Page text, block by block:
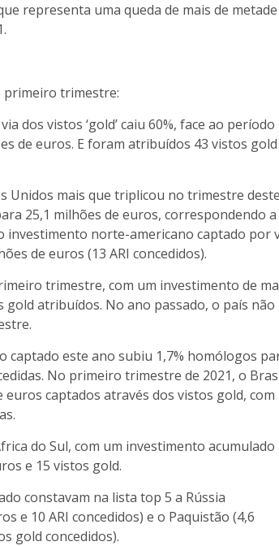
representa uma queda de mais de metade
primeiro trimestre:
dos vistos ‘gold’ caiu 60%, face ao período
de euros. E foram atribuídos 43 vistos gold
Unidos mais que triplicou no trimestre deste
25,1 milhões de euros, correspondendo a
investimento norte-americano captado por
de euros (13 ARI concedidos).
trimestre, com um investimento de
atribuídos. No ano passado, o país não
captado este ano subiu 1,7% homólogos
No primeiro trimestre de 2021, o
captados através dos vistos gold, com
do Sul, com um investimento acumulado
e 15 vistos gold.
constavam na lista top 5 a Rússia
e 10 ARI concedidos) e o Paquistão (4,6
gold concedidos).